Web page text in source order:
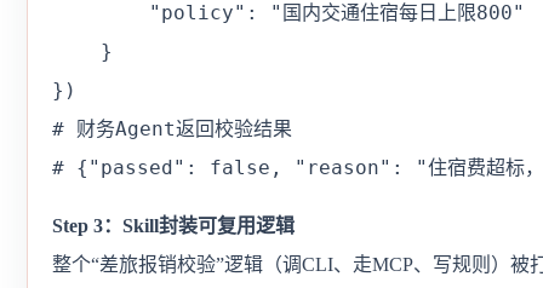
        "policy": "国内交通住宿每日上限800"
    }
})
# 财务Agent返回校验结果
# {"passed": false, "reason": "住宿费超标，
Step 3：Skill封装可复用逻辑
整个“差旅报销校验”逻辑（调CLI、走MCP、写规则）被